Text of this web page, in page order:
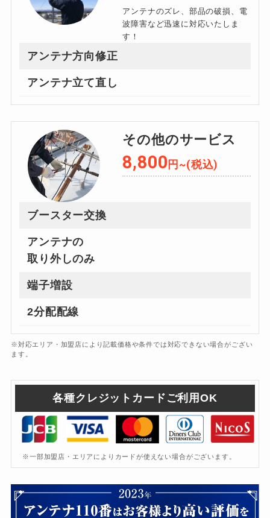
アンテナのズレ、部品の破損、電
波障害など迅速に対応いたしま
す！
アンテナ方向修正
アンテナ立て直し
その他のサービス
8,800円~(税込)
ブースター交換
アンテナの
取り外しのみ
端子増設
2分配配線
※対応エリア・加盟店により記載価格や条件では対応できない場合がござい
ます。
各種クレジットカードご利用OK
※一部加盟店・エリアによりカードが使えない場合がございます。